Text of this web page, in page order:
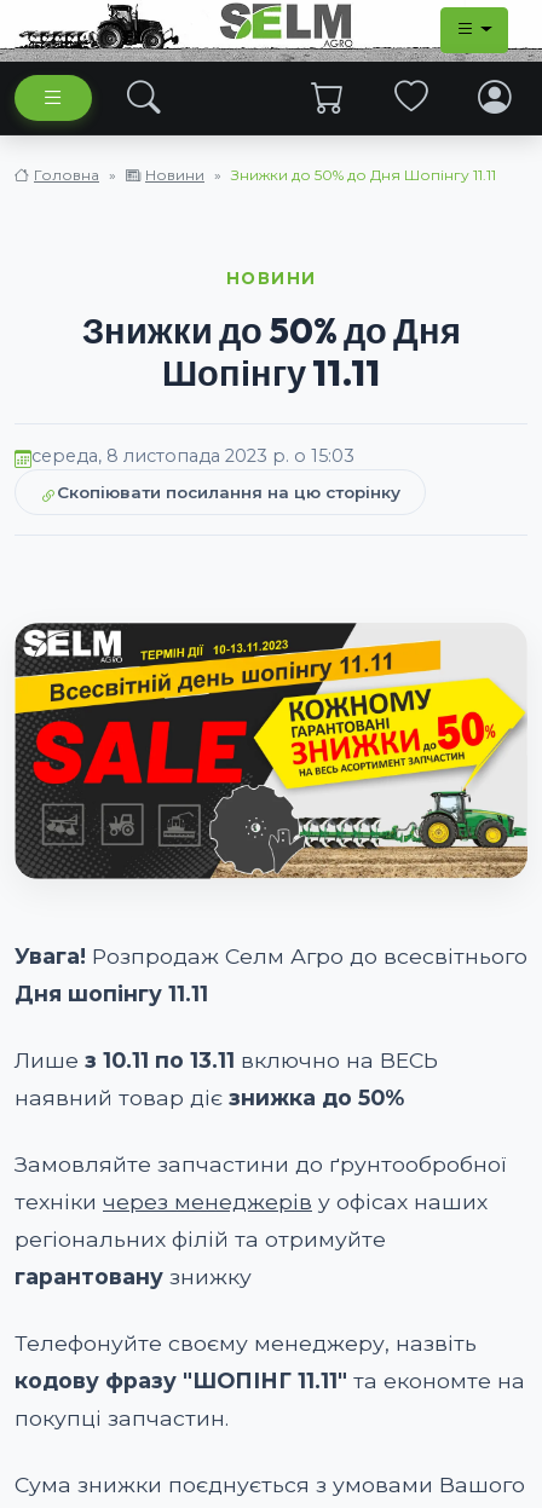
Головна Новини Знижки до 50% до Дня Шопінгу 11.11
НОВИНИ
Знижки до 50% до Дня
Шопінгу 11.11
середа, 8 листопада 2023 р. о 15:03
Скопіювати посилання на цю сторінку
Увага! Розпродаж Селм Агро до всесвітнього
Дня шопінгу 11.11
Лише з 10.11 по 13.11 включно на ВЕСЬ
наявний товар діє знижка до 50%
Замовляйте запчастини до ґрунтообробної
техніки через менеджерів у офісах наших
регіональних філій та отримуйте
гарантовану знижку
Телефонуйте своєму менеджеру, назвіть
кодову фразу "ШОПІНГ 11.11" та економте на
покупці запчастин.
Сума знижки поєднується з умовами Вашого